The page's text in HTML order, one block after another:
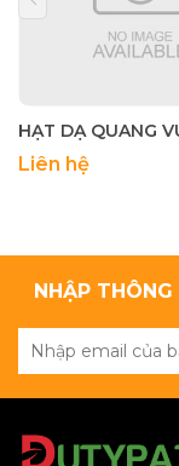
HẠT DẠ QUANG
Liên hệ
NHẬP